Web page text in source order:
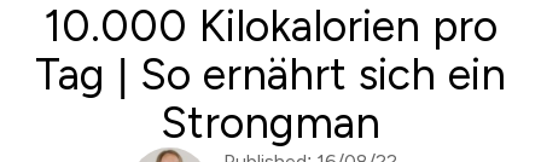
10.000 Kilokalorien pro
Tag | So ernährt sich ein
Strongman